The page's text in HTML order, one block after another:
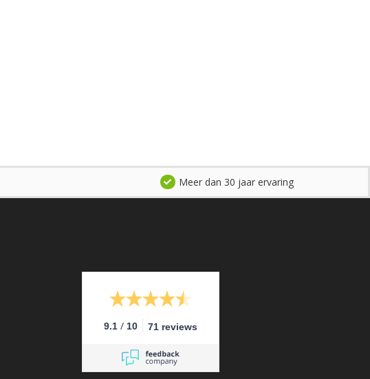
Meer dan 30 jaar ervaring
9.1 / 10 71 reviews